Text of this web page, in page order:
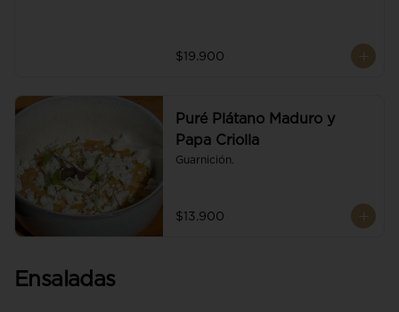
$19.900
Puré Plátano Maduro y
Papa Criolla
Guarnición.
$13.900
Ensaladas